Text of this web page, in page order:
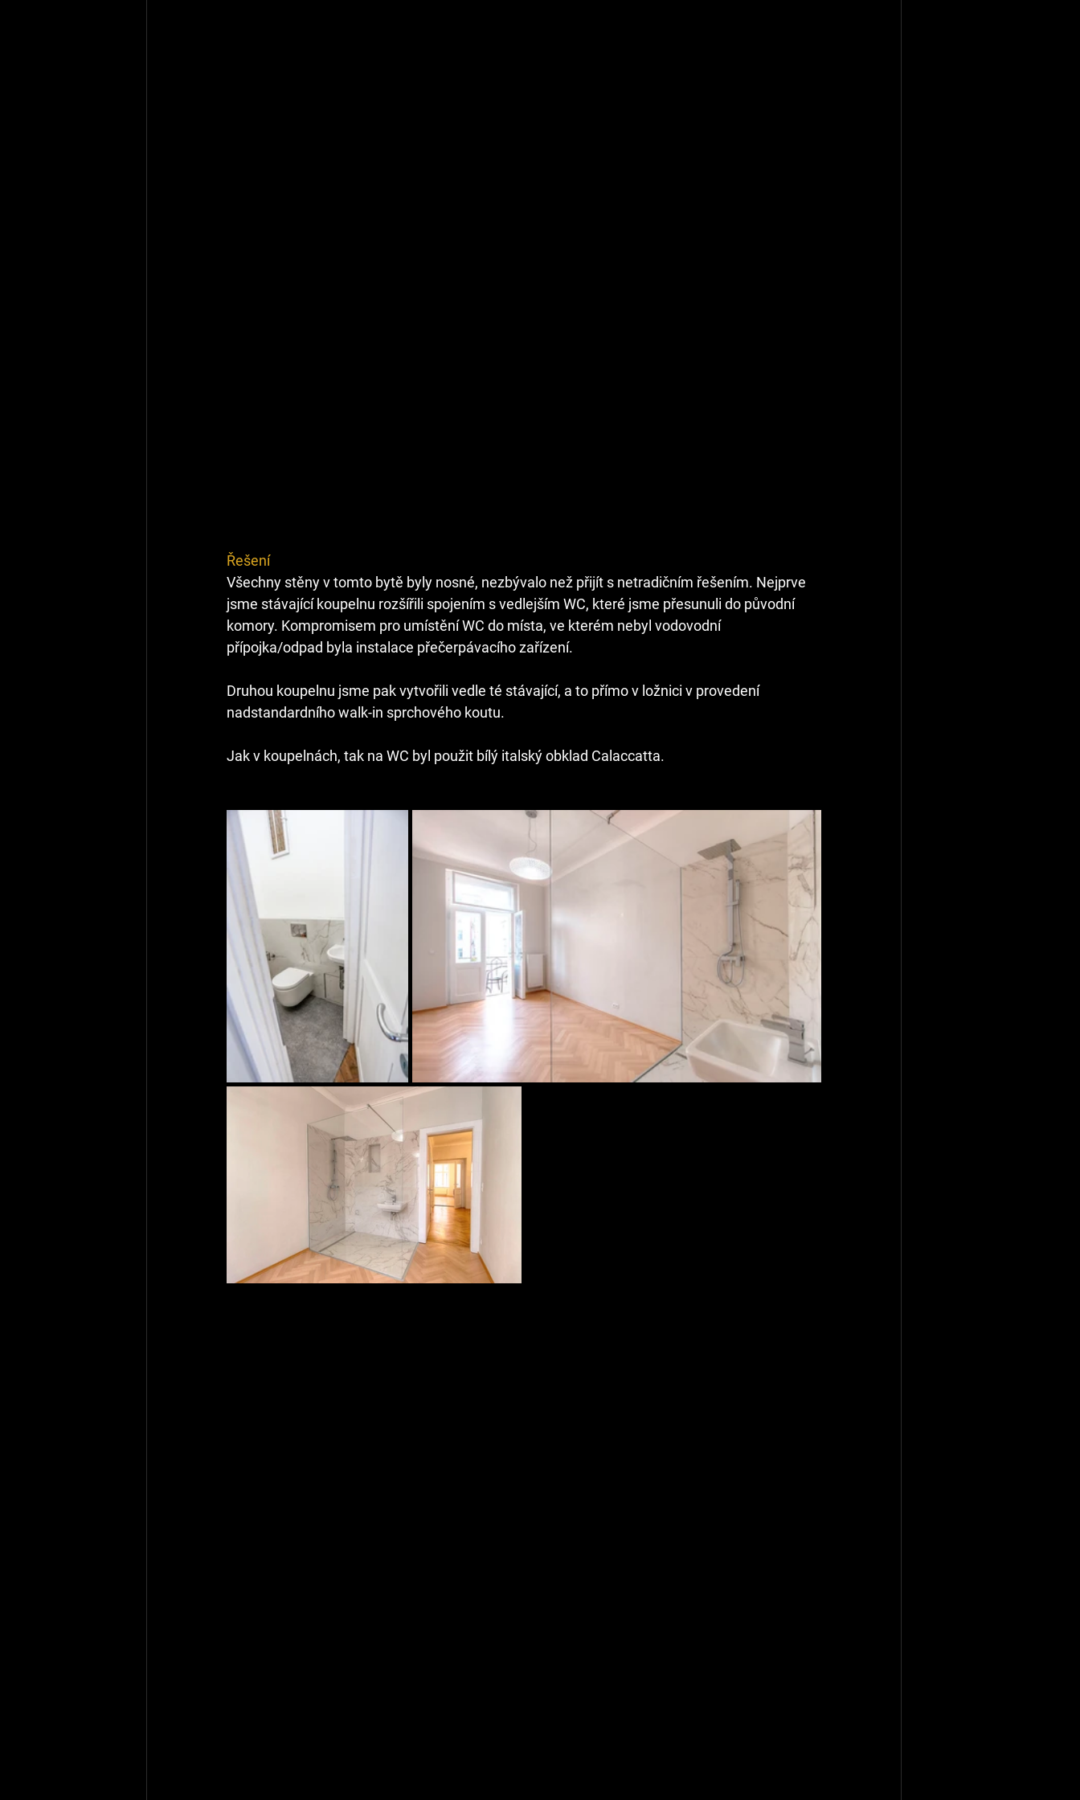
Řešení
Všechny stěny v tomto bytě byly nosné, nezbývalo než přijít s netradičním řešením. Nejprve
jsme stávající koupelnu rozšířili spojením s vedlejším WC, které jsme přesunuli do původní
komory. Kompromisem pro umístění WC do místa, ve kterém nebyl vodovodní
přípojka/odpad byla instalace přečerpávacího zařízení.
Druhou koupelnu jsme pak vytvořili vedle té stávající, a to přímo v ložnici v provedení
nadstandardního walk-in sprchového koutu.
Jak v koupelnách, tak na WC byl použit bílý italský obklad Calaccatta.